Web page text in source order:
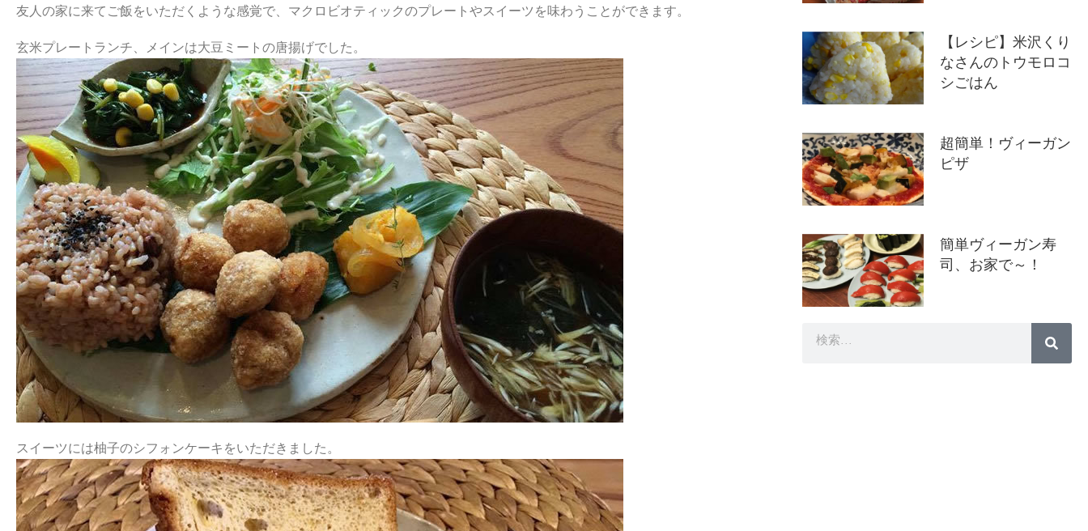
友人の家に来てご飯をいただくような感覚で、マクロビオティックのプレートやスイーツを味わうことができます。
玄米プレートランチ、メインは大豆ミートの唐揚げでした。
スイーツには柚子のシフォンケーキをいただきました。
【レシピ】米沢くり
なさんのトウモロコ
シごはん
超簡単！ヴィーガン
ピザ
簡単ヴィーガン寿
司、お家で～！